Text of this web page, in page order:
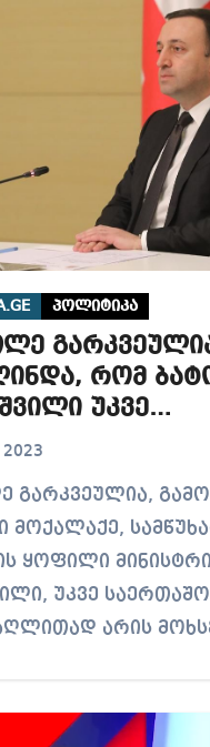
პოლიტიკა
რომ
უკვე
დონის
მოქალაქე,
ყოფილი
უკვე
არის